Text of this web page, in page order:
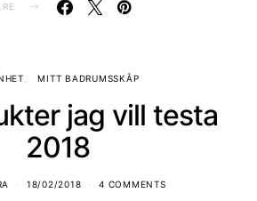
MITT BADRUMSSKÅP
jag vill testa
2018
18/02/2018 4 COMMENTS